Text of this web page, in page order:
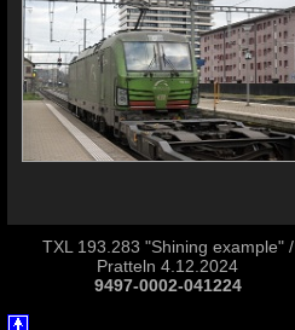
TXL 193.283 "Shining example" /
Pratteln 4.12.2024
9497-0002-041224